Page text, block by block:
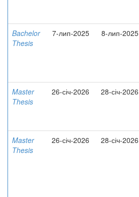
Bachelor
Thesis
7-лип-2025 8-лип-2025
Master
Thesis
26-січ-2026 28-січ-2026
Master
Thesis
26-січ-2026 28-січ-2026